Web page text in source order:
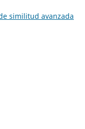
similitud avanzada